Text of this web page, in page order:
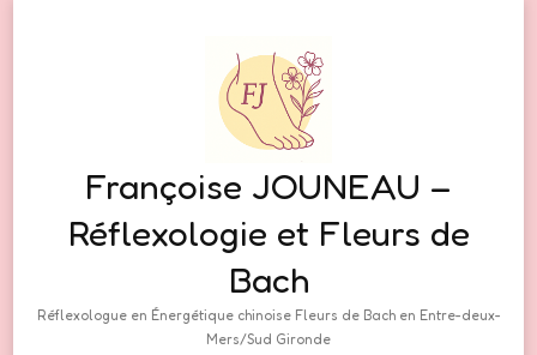
Françoise JOUNEAU –
Réflexologie et Fleurs de
Bach
Réflexologue en Énergétique chinoise Fleurs de Bach en Entre-deux-
Mers/Sud Gironde